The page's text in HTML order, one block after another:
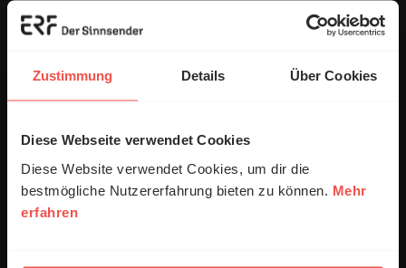
Zustimmung Details Über Cookies
Diese Webseite verwendet Cookies
Diese Website verwendet Cookies, um dir die
bestmögliche Nutzererfahrung bieten zu können. Mehr
erfahren
Meinen Kommentar nicht öffentlich teilen.
anonymisiert erfasst und zum Zweck der
ausgewertet werden. Es erfolgt keine Weitergabe
Ihrer Daten an Dritte. Näheres siehe